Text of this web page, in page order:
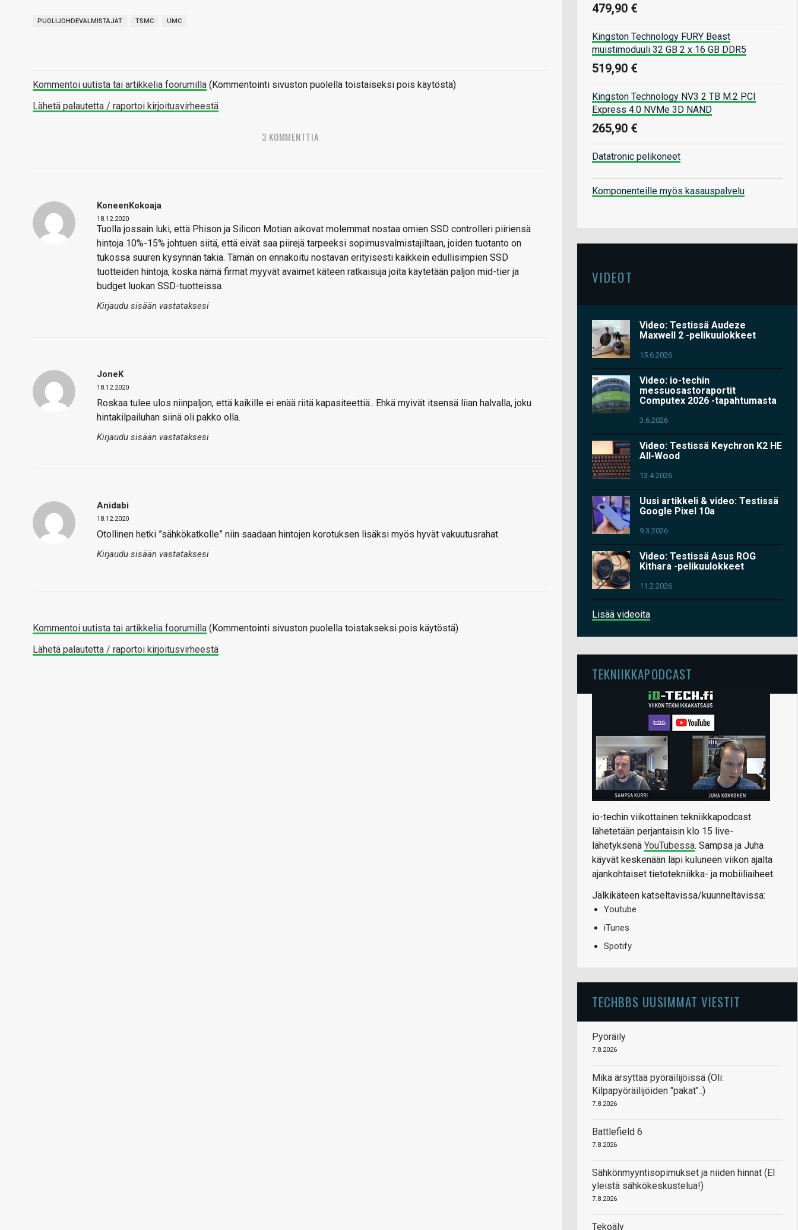
PUOLIJOHDEVALMISTAJAT TSMC UMC
Kommentoi uutista tai artikkelia foorumilla (Kommentointi sivuston puolella toistaiseksi pois käytöstä)
Lähetä palautetta / raportoi kirjoitusvirheestä
3 KOMMENTTIA
KoneenKokoaja
18.12.2020
Tuolla jossain luki, että Phison ja Silicon Motian aikovat molemmat nostaa omien SSD controlleri piiriensä
hintoja 10%-15% johtuen siitä, että eivät saa piirejä tarpeeksi sopimusvalmistajiltaan, joiden tuotanto on
tukossa suuren kysynnän takia. Tämän on ennakoitu nostavan erityisesti kaikkein edullisimpien SSD
tuotteiden hintoja, koska nämä firmat myyvät avaimet käteen ratkaisuja joita käytetään paljon mid-tier ja
budget luokan SSD-tuotteissa.
Kirjaudu sisään vastataksesi
JoneK
18.12.2020
Roskaa tulee ulos niinpaljon, että kaikille ei enää riitä kapasiteettiä.. Ehkä myivät itsensä liian halvalla, joku
hintakilpailuhan siinä oli pakko olla.
Kirjaudu sisään vastataksesi
Anidabi
18.12.2020
Otollinen hetki ”sähkökatkolle” niin saadaan hintojen korotuksen lisäksi myös hyvät vakuutusrahat.
Kirjaudu sisään vastataksesi
Kommentoi uutista tai artikkelia foorumilla (Kommentointi sivuston puolella toistakseksi pois käytöstä)
Lähetä palautetta / raportoi kirjoitusvirheestä
479,90 €
Kingston Technology FURY Beast
muistimoduuli 32 GB 2 x 16 GB DDR5
519,90 €
Kingston Technology NV3 2 TB M.2 PCI
Express 4.0 NVMe 3D NAND
265,90 €
Datatronic pelikoneet
Komponenteille myös kasauspalvelu
VIDEOT
Video: Testissä Audeze
Maxwell 2 -pelikuulokkeet
15.6.2026
Video: io-techin
messuosastoraportit
Computex 2026 -tapahtumasta
3.6.2026
Video: Testissä Keychron K2 HE
All-Wood
13.4.2026
Uusi artikkeli & video: Testissä
Google Pixel 10a
9.3.2026
Video: Testissä Asus ROG
Kithara -pelikuulokkeet
11.2.2026
Lisää videoita
TEKNIIKKAPODCAST
io-techin viikottainen tekniikkapodcast
lähetetään perjantaisin klo 15 live-
lähetyksenä YouTubessa. Sampsa ja Juha
käyvät keskenään läpi kuluneen viikon ajalta
ajankohtaiset tietotekniikka- ja mobiiliaiheet.
Jälkikäteen katseltavissa/kuunneltavissa:
Youtube
iTunes
Spotify
TECHBBS UUSIMMAT VIESTIT
Pyöräily
7.8.2026
Mikä ärsyttää pyöräilijöissä (Oli:
Kilpapyöräilijöiden "pakat"..)
7.8.2026
Battlefield 6
7.8.2026
Sähkönmyyntisopimukset ja niiden hinnat (EI
yleistä sähkökeskustelua!)
7.8.2026
Tekoäly